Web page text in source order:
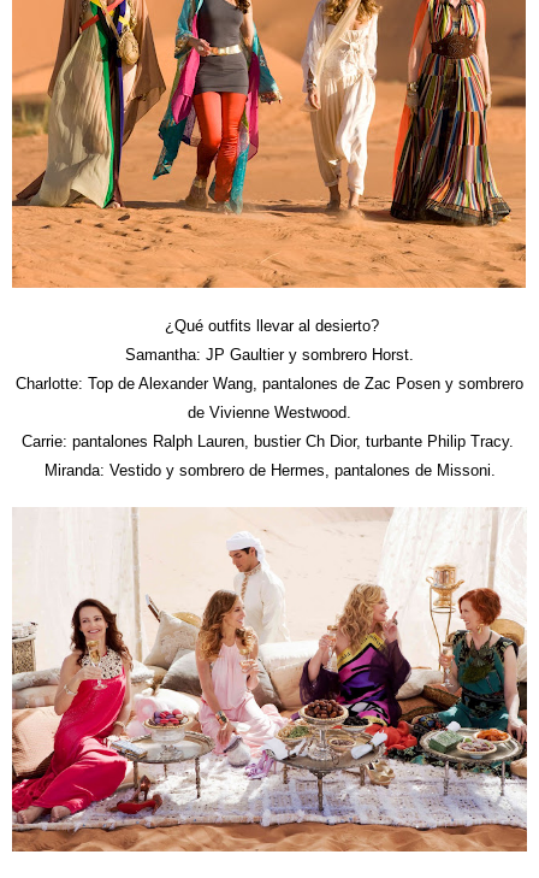
¿Qué outfits llevar al desierto?
Samantha: JP Gaultier y sombrero Horst.
Charlotte: Top de Alexander Wang, pantalones de Zac Posen y sombrero
de Vivienne Westwood.
Carrie: pantalones Ralph Lauren, bustier Ch Dior, turbante Philip Tracy.
Miranda: Vestido y sombrero de Hermes, pantalones de Missoni.